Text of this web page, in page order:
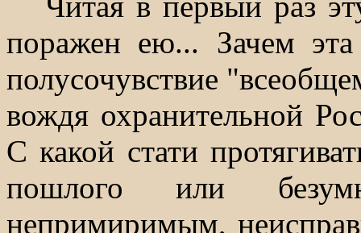
поражен ею... Зачем
полусочувствие
вождя охранительной
С какой стати
пошлого или
непримиримым,